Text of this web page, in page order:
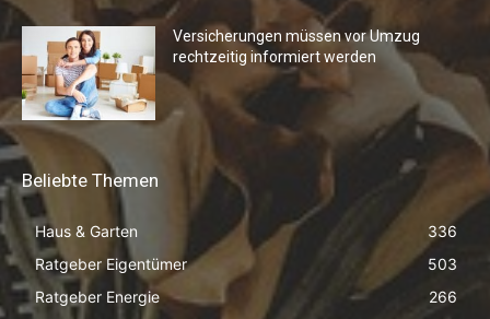
Versicherungen müssen vor Umzug
rechtzeitig informiert werden
Beliebte Themen
Haus & Garten
336
Ratgeber Eigentümer
503
Ratgeber Energie
266